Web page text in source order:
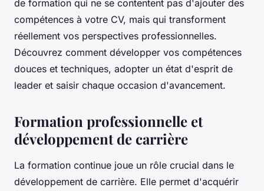
de formation qui ne se contentent pas d'ajouter des
compétences à votre CV, mais qui transforment
réellement vos perspectives professionnelles.
Découvrez comment développer vos compétences
douces et techniques, adopter un état d'esprit de
leader et saisir chaque occasion d'avancement.
Formation professionnelle et
développement de carrière
La formation continue joue un rôle crucial dans le
développement de carrière. Elle permet d'acquérir